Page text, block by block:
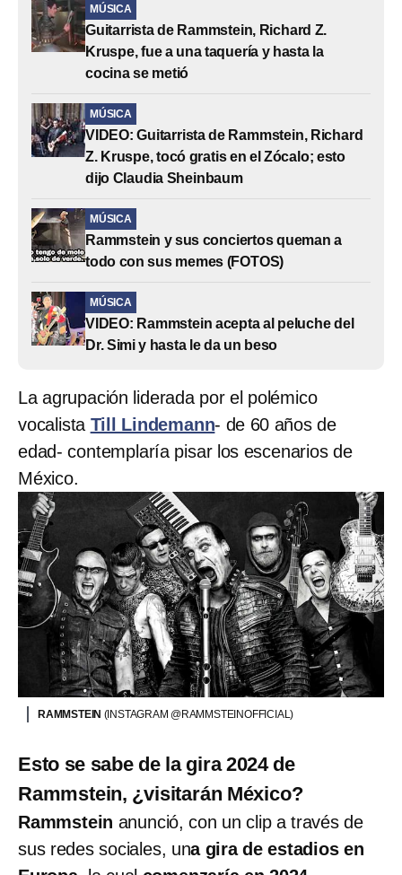
MÚSICA
Guitarrista de Rammstein, Richard Z.
Kruspe, fue a una taquería y hasta la
cocina se metió
MÚSICA
VIDEO: Guitarrista de Rammstein, Richard
Z. Kruspe, tocó gratis en el Zócalo; esto
dijo Claudia Sheinbaum
MÚSICA
Rammstein y sus conciertos queman a
todo con sus memes (FOTOS)
MÚSICA
VIDEO: Rammstein acepta al peluche del
Dr. Simi y hasta le da un beso
La agrupación liderada por el polémico
vocalista Till Lindemann- de 60 años de
edad- contemplaría pisar los escenarios de
México.
RAMMSTEIN (INSTAGRAM @RAMMSTEINOFFICIAL)
Esto se sabe de la gira 2024 de
Rammstein, ¿visitarán México?
Rammstein anunció, con un clip a través de
sus redes sociales, una gira de estadios en